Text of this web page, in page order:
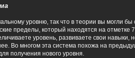
уровню, так что в теории вы могли
пределы, который находятся на отметке
уровень, развиваете свои
Во многом эта система похожа на
получения нового уровня.